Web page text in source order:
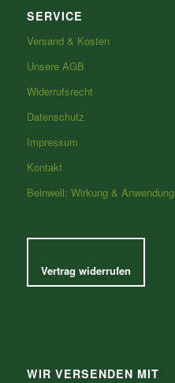
SERVICE
Versand & Kosten
Unsere AGB
Widerrufsrecht
Datenschutz
Impressum
Kontakt
Beinwell: Wirkung & Anwendung
Vertrag widerrufen
WIR VERSENDEN MIT